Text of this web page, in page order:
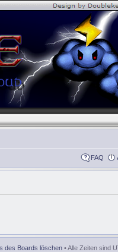
FAQ
des Boards löschen • Alle Zeiten sind